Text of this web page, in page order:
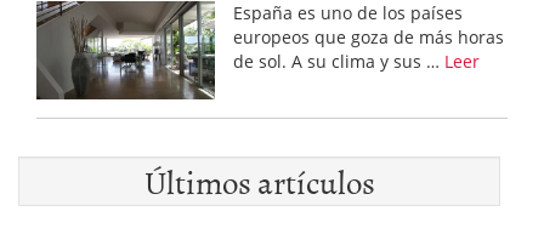
España es uno de los países
europeos que goza de más horas
de sol. A su clima y sus … Leer
Últimos artículos